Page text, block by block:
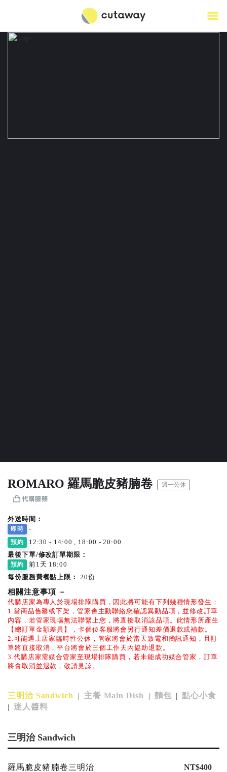
ROMARO 羅馬脆皮豬腩卷 週一公休
外送時間：
即時 -
預約
12:30 - 14:00 , 18:00 - 20:00
最後下單/修改訂單期限：
預約
前1天 18:00
每份服務費餐點上限： 20份
相關注意事項 －
代購店家為專人於現場排隊購買，因此將可能有下列幾種情形發生：
1.當商品售罄或下架，管家會主動聯絡您確認異動品項，並修改訂單
內容，若管家現場無法聯繫上您，將直接取消該品項。此情形所產生
【總訂單金額差異】，卡個位客服將會另行通知差價退款或補款。
2.可能遇上店家臨時性公休，管家將會於當天致電和簡訊通知，且訂
單將直接取消，平台將會於三個工作天內協助退款。
3.代購店家需媒合管家至現場排隊購買，若未能成功媒合管家，訂單
將會取消並退款，敬請見諒。
三明治 Sandwich 主餐 Main Dish 麵包 點心小食
迷人醬料
三明治 Sandwich
羅馬脆皮豬腩卷三明治 NT$400